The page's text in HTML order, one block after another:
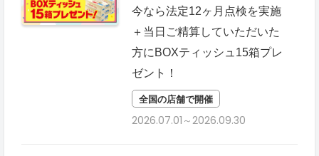
今なら法定12ヶ月点検を実施
＋当日ご精算していただいた
方にBOXティッシュ15箱プレ
ゼント！
全国の店舗で開催
2026.07.01～2026.09.30